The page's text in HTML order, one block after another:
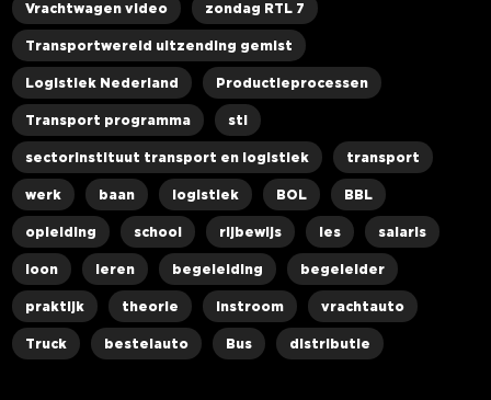
Vrachtwagen video zondag RTL 7
Transportwereld uitzending gemist
Logistiek Nederland Productieprocessen
Transport programma stl
sectorinstituut transport en logistiek transport
werk baan logistiek BOL BBL
opleiding school rijbewijs les salaris
loon leren begeleiding begeleider
praktijk theorie instroom vrachtauto
Truck bestelauto Bus distributie